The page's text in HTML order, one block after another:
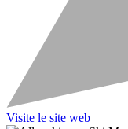
Visite le site web